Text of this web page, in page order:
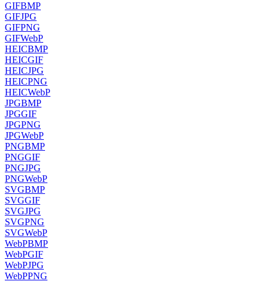
GIFBMP
GIFJPG
GIFPNG
GIFWebP
HEICBMP
HEICGIF
HEICJPG
HEICPNG
HEICWebP
JPGBMP
JPGGIF
JPGPNG
JPGWebP
PNGBMP
PNGGIF
PNGJPG
PNGWebP
SVGBMP
SVGGIF
SVGJPG
SVGPNG
SVGWebP
WebPBMP
WebPGIF
WebPJPG
WebPPNG